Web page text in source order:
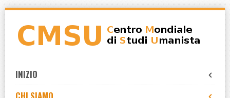
navigation
content
INIZIO